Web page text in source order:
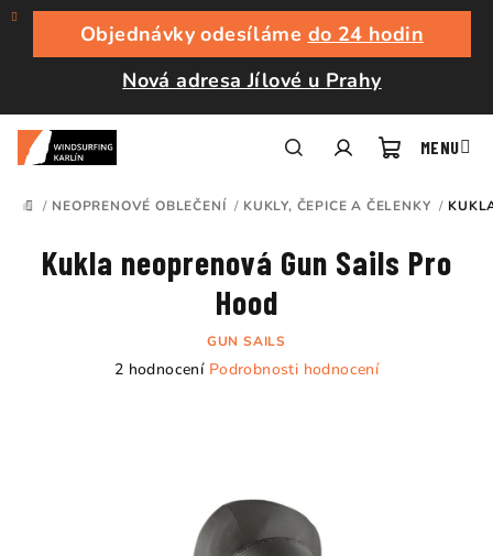
Přejít
obsah
Objednávky odesíláme do 24 hodin
Nová adresa Jílové u Prahy
košík
DOMŮ
/ NEOPRENOVÉ OBLEČENÍ / KUKLY, ČEPICE A ČELENKY /
Kukla neoprenová Gun Sails Pro
Hood
GUN SAILS
Průměrné
2 hodnocení Podrobnosti hodnocení